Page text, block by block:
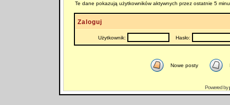
Te dane pokazują użytkowników aktywnych przez ostatnie 5
Zaloguj
Użytkownik: Hasło:
Nowe posty
Powered by